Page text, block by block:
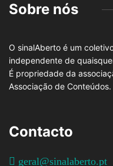
Sobre nós
O sinalAberto é um
independente de
É propriedade da
Associação de Conteúdos.
Contacto
geral@sinalaberto.pt